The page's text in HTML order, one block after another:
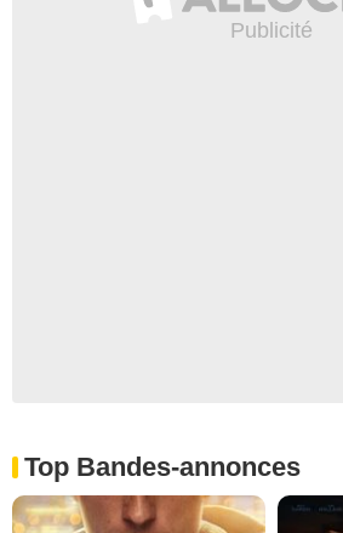
Top Bandes-annonces